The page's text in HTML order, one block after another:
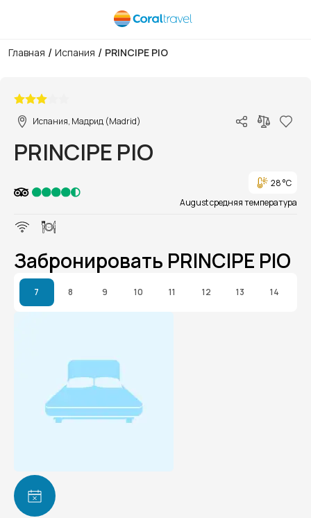
Главная / Испания / PRINCIPE PIO
Испания, Мадрид (Madrid)
PRINCIPE PIO
28 °C
August средняя температура
Забронировать PRINCIPE PIO
7 8 9 10 11 12 13 14